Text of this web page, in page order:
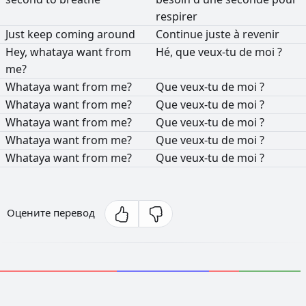
respirer
Just keep coming around Continue justeà revenir
Hey, whataya wantfrom
me?
Hé, queveux-tu de moi ?
Whataya wantfrom me? Queveux-tu de moi ?
Whataya wantfrom me? Queveux-tu de moi ?
Whataya wantfrom me? Queveux-tu de moi ?
Whataya wantfrom me? Queveux-tu de moi ?
Whataya wantfrom me? Queveux-tu de moi ?
Оцените перевод